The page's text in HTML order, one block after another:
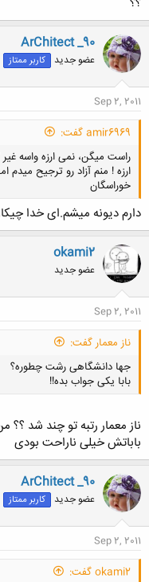
ArChitect _90
عضو جدید کاربر ممتاز
Sep 2, 2011
amir6969 گفت:
راست میگن، نمی ارزه واسه
ارزه ! منم آزاد رو ترجیح میدم
خوراسگان
دارم دیونه میشم.ای خدا
okami2
عضو جدید
Sep 2, 2011
ناز معمار گفت:
جها دانشگاهی رشت چطوره؟
بابا یکی جواب بده!!
ناز معمار رتبه تو چند شد
باباتش خیلی ناراحت بودی
ArChitect _90
عضو جدید کاربر ممتاز
Sep 2, 2011
okami2 گفت: